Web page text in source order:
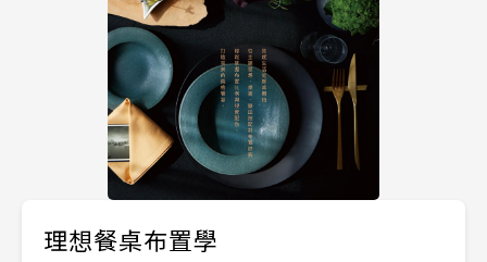
理想餐桌布置學